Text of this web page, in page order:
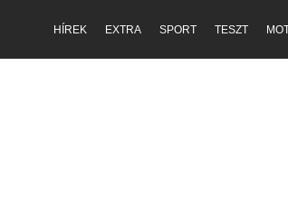
HÍREK EXTRA SPORT TESZT